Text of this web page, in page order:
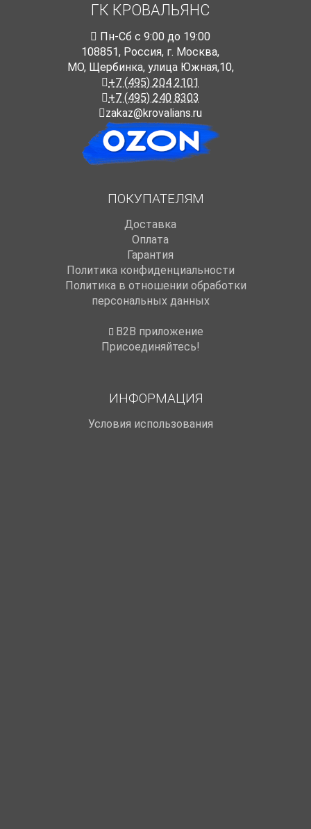
ГК КРОВАЛЬЯНС
Пн-Cб с 9:00 до 19:00
108851, Россия, г. Москва,
МО, Щербинка, улица Южная,10,
+7 (495) 204 2101
+7 (495) 240 8303
zakaz@krovalians.ru
ПОКУПАТЕЛЯМ
Доставка
Оплата
Гарантия
Политика конфиденциальности
Политика в отношении обработки
персональных данных
B2B приложение
Присоединяйтесь!
ИНФОРМАЦИЯ
Условия использования